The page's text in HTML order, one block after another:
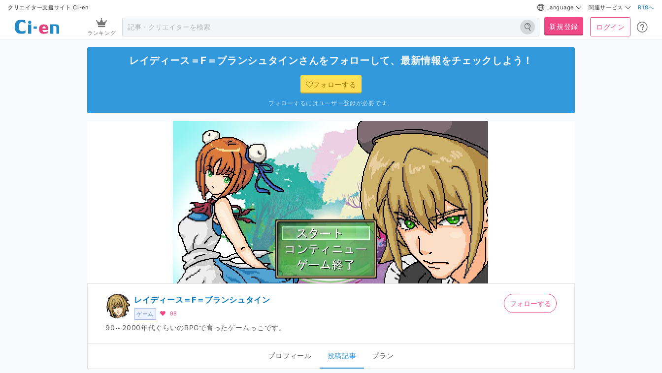
クリエイター支援サイト Ci-en Language 関連サービス R18へ
ランキング
新規登録 ログイン
レイディース＝F＝ブランシュタインさんをフォローして、最新情報をチェックしよう！
フォローする
フォローするにはユーザー登録が必要です。
ゲーム
レイディース＝F＝ブランシュタイン
98
90～2000年代ぐらいのRPGで育ったゲームっこです。
フォローする
プロフィール 投稿記事 プラン